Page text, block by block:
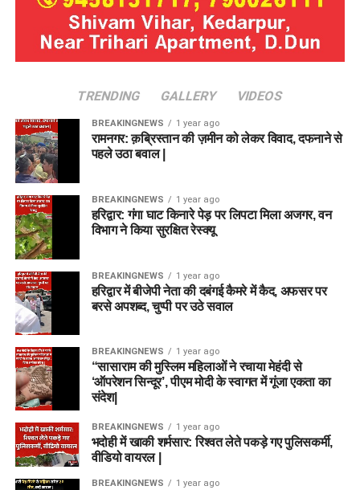
TRENDING GALLERY VIDEOS
BREAKINGNEWS 1 year ago
रामनगर: क़ब्रिस्तान की ज़मीन को लेकर विवाद, दफनाने से
पहले उठा बवाल |
BREAKINGNEWS 1 year ago
हरिद्वार: गंगा घाट किनारे पेड़ पर लिपटा मिला अजगर, वन
विभाग ने किया सुरक्षित रेस्क्यू
BREAKINGNEWS 1 year ago
हरिद्वार में बीजेपी नेता की दबंगई कैमरे में कैद, अफसर पर
बरसे अपशब्द, चुप्पी पर उठे सवाल
BREAKINGNEWS 1 year ago
“सासाराम की मुस्लिम महिलाओं ने रचाया मेहंदी से
‘ऑपरेशन सिन्दूर’, पीएम मोदी के स्वागत में गूंजा एकता का
संदेश|
BREAKINGNEWS 1 year ago
भदोही में खाकी शर्मसार: रिश्वत लेते पकड़े गए पुलिसकर्मी,
वीडियो वायरल |
BREAKINGNEWS 1 year ago